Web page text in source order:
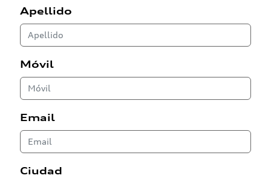
Apellido
Móvil
Email
Ciudad